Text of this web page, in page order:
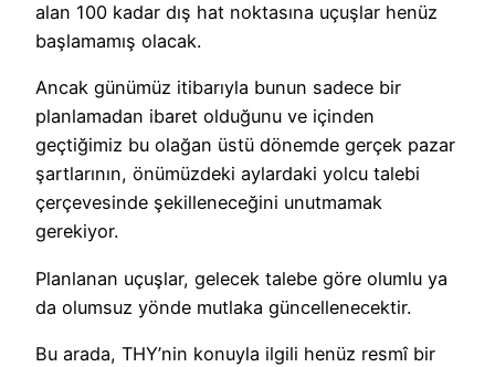
alan 100 kadar dış hat noktasına uçuşlar henüz
başlamamış olacak.
Ancak günümüz itibarıyla bunun sadece bir
planlamadan ibaret olduğunu ve içinden
geçtiğimiz bu olağan üstü dönemde gerçek pazar
şartlarının, önümüzdeki aylardaki yolcu talebi
çerçevesinde şekilleneceğini unutmamak
gerekiyor.
Planlanan uçuşlar, gelecek talebe göre olumlu ya
da olumsuz yönde mutlaka güncellenecektir.
Bu arada, THY’nin konuyla ilgili henüz resmî bir